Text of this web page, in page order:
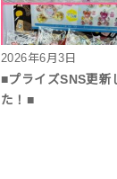
2026年6月3日
■プライズSNS更新
た！■